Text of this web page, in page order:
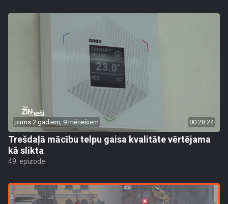
pirms 2 gadiem, 9 mēnešiem 00:28:24
Trešdaļā mācību telpu gaisa kvalitāte vērtējama
kā slikta
49. epizode